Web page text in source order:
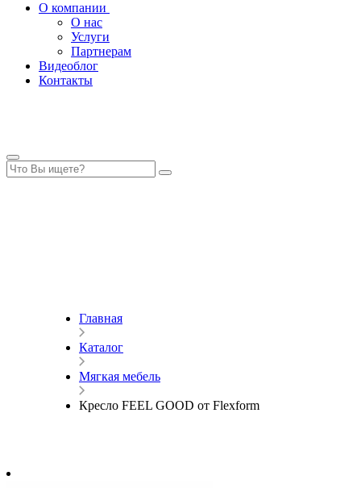
О компании
О нас
Услуги
Партнерам
Видеоблог
Контакты
Главная
Каталог
Мягкая мебель
Кресло FEEL GOOD от Flexform